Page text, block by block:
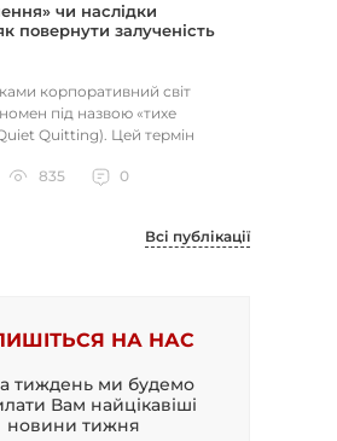
чи наслідки
повернути залученість
корпоративний світ
під назвою «тихе
Quitting). Цей термін
835 0
Всі публікації
НА НАС
тиждень ми будемо
Вам найцікавіші
новини тижня